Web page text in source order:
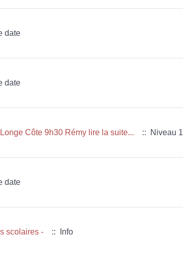
date
date
Côte 9h30 Rémy lire la suite... :: Niveau 1
date
scolaires - :: Info